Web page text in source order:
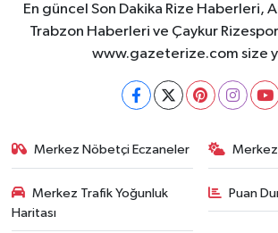
En güncel Son Dakika Rize Haberleri,
Trabzon Haberleri ve Çaykur
www.gazeterize.com size
Merkez Nöbetçi Eczaneler Merkez
Merkez Trafik Yoğunluk
Haritası
Puan